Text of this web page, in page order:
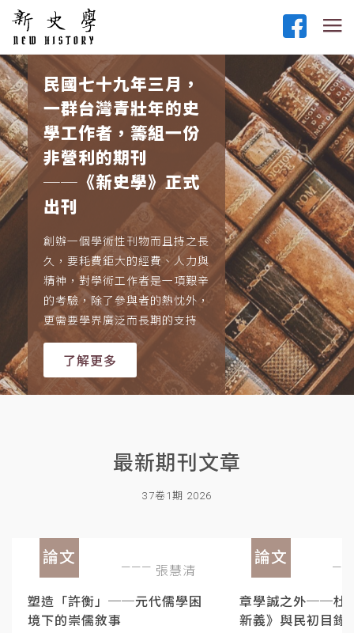
民國七十九年三月，
一群台灣青壯年的史
學工作者，籌組一份
非營利的期刊
──《新史學》正式
出刊
創辦一個學術性刊物而且持之長
久，要耗費鉅大的經費、人力與
精神，對學術工作者是一項艱辛
的考驗，除了參與者的熱忱外，
更需要學界廣泛而長期的支持
了解更多
最新期刊文章
37卷1期 2026
論文
張慧清
塑造「許衡」──元代儒學困
境下的崇儒敘事
論文
章學誠之外──杜
新義》與民初目錄